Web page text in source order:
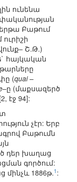
ունենա
Բաթում
Շ.Թ.)
հայկական
(quai–
–ը (մաքսազերծ
էջ 94]:
չէր: Երբ
Բաթումն
դեր խաղաց
գործում:
մինչև 1886թ.1 :